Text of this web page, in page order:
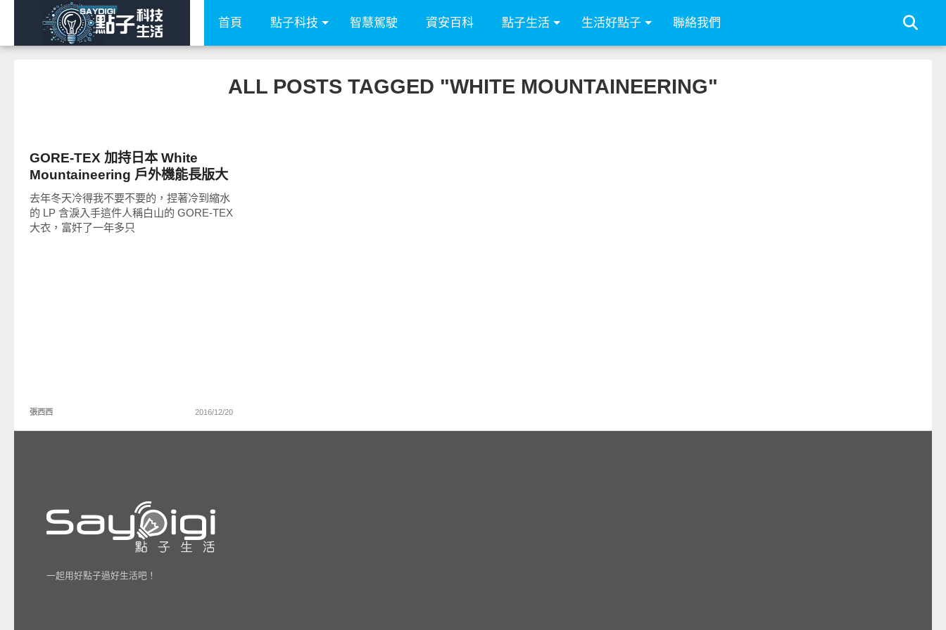
首頁 點子科技 智慧駕駛 資安百科 點子生活 生活好點子 聯絡我們
ALL POSTS TAGGED "WHITE MOUNTAINEERING"
GORE-TEX 加持日本 White
Mountaineering 戶外機能長版大
衣
去年冬天冷得我不要不要的，捏著冷到縮水
的 LP 含淚入手這件人稱白山的 GORE-TEX
大衣，富奸了一年多只
張西西 2016/12/20
一起用好點子過好生活吧！